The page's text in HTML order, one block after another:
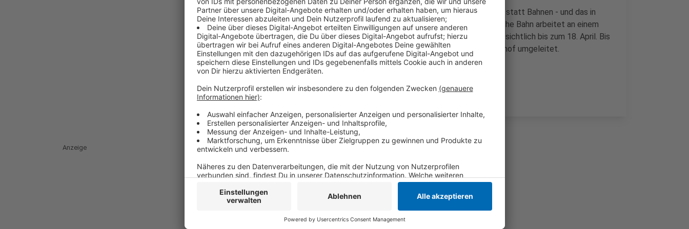
Zwischen Krefeld-Oppum und Meerbusch-Osterath fahren Busse statt Bahnen - und das in
beide Richtungen. Die Busse fahren alle halbe Stunde. Die Deutsche Bahn arbeitet an einem
Neubau am Bahnsteig Düsseldorf-Bilk. Die Arbeiten dauern voraussichtlich bis zum 18. April. Bis
dahin werden die Züge ab Oppum über den Duisburger Hauptbahnhof umgeleitet.
Anzeige
Anzeige